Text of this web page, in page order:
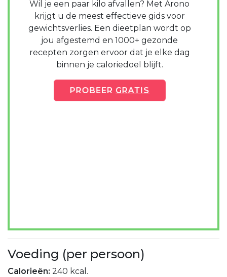
Wil je een paar kilo afvallen? Met Arono
krijgt u de meest effectieve gids voor
gewichtsverlies. Een dieetplan wordt op
jou afgestemd en 1000+ gezonde
recepten zorgen ervoor dat je elke dag
binnen je caloriedoel blijft.
PROBEER GRATIS
Voeding (per persoon)
Calorieën: 240 kcal.